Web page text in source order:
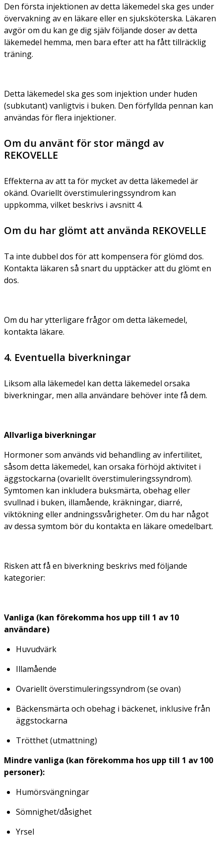
Den första injektionen av detta läkemedel ska ges under
övervakning av en läkare eller en sjuksköterska. Läkaren
avgör om du kan ge dig själv följande doser av detta
läkemedel hemma, men bara efter att ha fått tillräcklig
träning.
Detta läkemedel ska ges som injektion under huden
(subkutant) vanligtvis i buken. Den förfyllda pennan kan
användas för flera injektioner.
Om du använt för stor mängd av
REKOVELLE
Effekterna av att ta för mycket av detta läkemedel är
okänd. Ovariellt överstimuleringssyndrom kan
uppkomma, vilket beskrivs i avsnitt 4.
Om du har glömt att använda REKOVELLE
Ta inte dubbel dos för att kompensera för glömd dos.
Kontakta läkaren så snart du upptäcker att du glömt en
dos.
Om du har ytterligare frågor om detta läkemedel,
kontakta läkare.
4. Eventuella biverkningar
Liksom alla läkemedel kan detta läkemedel orsaka
biverkningar, men alla användare behöver inte få dem.
Allvarliga biverkningar
Hormoner som används vid behandling av infertilitet,
såsom detta läkemedel, kan orsaka förhöjd aktivitet i
äggstockarna (ovariellt överstimuleringssyndrom).
Symtomen kan inkludera buksmärta, obehag eller
svullnad i buken, illamående, kräkningar, diarré,
viktökning eller andningssvårigheter. Om du har något
av dessa symtom bör du kontakta en läkare omedelbart.
Risken att få en biverkning beskrivs med följande
kategorier:
Vanliga (kan förekomma hos upp till 1 av 10
användare)
Huvudvärk
Illamående
Ovariellt överstimuleringssyndrom (se ovan)
Bäckensmärta och obehag i bäckenet, inklusive från
äggstockarna
Trötthet (utmattning)
Mindre vanliga (kan förekomma hos upp till 1 av 100
personer):
Humörsvängningar
Sömnighet/dåsighet
Yrsel